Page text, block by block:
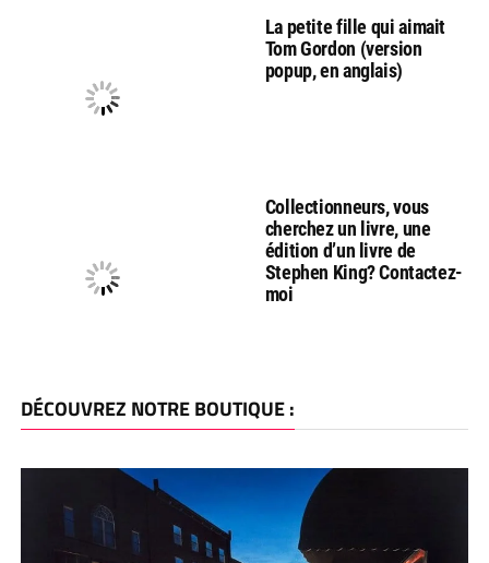
La petite fille qui aimait
Tom Gordon (version
popup, en anglais)
Collectionneurs, vous
cherchez un livre, une
édition d’un livre de
Stephen King? Contactez-
moi
DÉCOUVREZ NOTRE BOUTIQUE :